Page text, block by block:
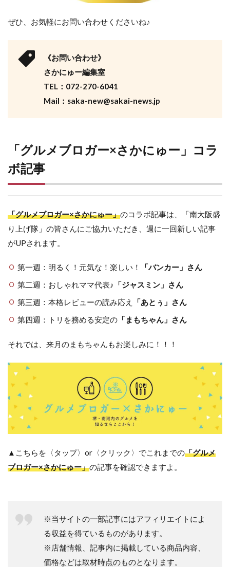
ぜひ、お気軽にお問い合わせくださいね♪
《お問い合わせ》
さかにゅー編集室
TEL：072-270-6041
Mail：saka-new@sakai-news.jp
「グルメブロガー×さかにゅー」コラ
ボ記事
「グルメブロガー×さかにゅー」のコラボ記事は、「南大阪盛
り上げ隊」の皆さんにご協力いただき、週に一回新しい記事
がUPされます。
第一週：明るく！元気な！楽しい！
「バンカー」さん
第二週：おしゃれママ代表♪ 「ジャスミン」さん
第三週：本格レビューの読み応え
「あとぅ」さん
第四週：トリを務める安定の「まもちゃん」さん
それでは、来月のまもちゃんもお楽しみに！！！
▲こちらを〈タップ〉or〈クリック〉でこれまでの「グルメ
ブロガー×さかにゅー」の記事を確認できますよ。
※当サイトの一部記事にはアフィリエイトによ
る収益を得ているものがあります。
※店舗情報、記事内に掲載している商品内容、
価格などは取材時点のものとなります。